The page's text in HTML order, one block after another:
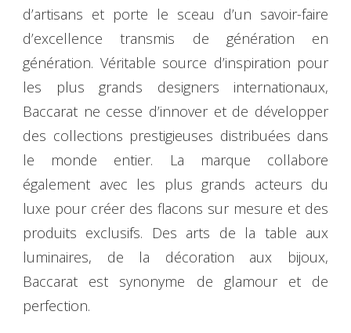
d’artisans et porte le sceau d’un savoir-faire
d’excellence transmis de génération en
génération. Véritable source d’inspiration pour
les plus grands designers internationaux,
Baccarat ne cesse d’innover et de développer
des collections prestigieuses distribuées dans
le monde entier. La marque collabore
également avec les plus grands acteurs du
luxe pour créer des flacons sur mesure et des
produits exclusifs. Des arts de la table aux
luminaires, de la décoration aux bijoux,
Baccarat est synonyme de glamour et de
perfection.